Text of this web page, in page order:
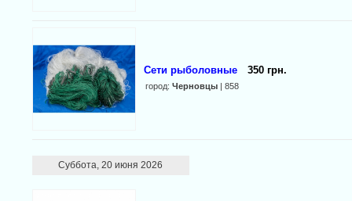
Сети рыболовные 350 грн.
город: Черновцы| 858
Суббота, 20 июня 2026